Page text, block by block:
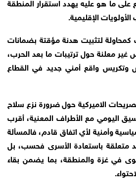
الإقليمية.
كمحاولة لتثبيت هدنة مؤقتة بضمانات
غير معلنة حول ترتيبات ما بعد الحرب،
وتكريس واقع أمني جديد في القطاع
الاميركية حول ضرورة نزع سلاح
اليومي مع الأطراف المعنية، أقرب
وأمنية لأي اتفاق قادم، فالمسألة
متعلقة باستعادة الأسرى فحسب، بل
في غزة والمنطقة، بما يضمن بقاء